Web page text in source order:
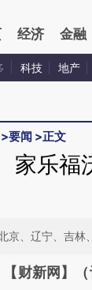
经济 金融
科技 地产
>要闻 >正文
家乐福
京、辽宁、吉林
必在总
【财新网】